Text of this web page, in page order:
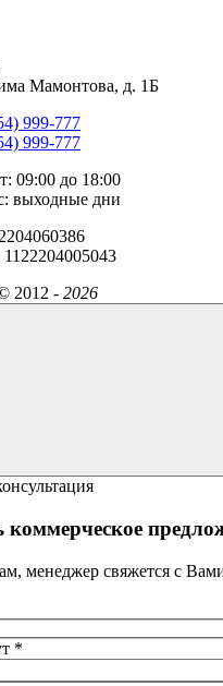
Мамонтова, д. 1Б
999-777
999-777
09:00 до 18:00
выходные дни
2012 - 2026
коммерческое
менеджер свяжется с
*